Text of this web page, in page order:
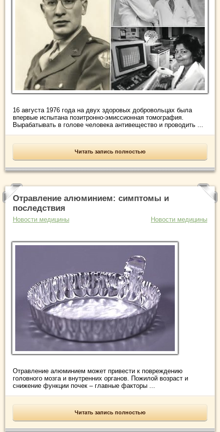
16 августа 1976 года на двух здоровых добровольцах была
впервые испытана позитронно-эмиссионная томография.
Вырабатывать в голове человека антивещество и проводить ...
Читать запись полностью
Отравление алюминием: симптомы и
последствия
Новости медицины Новости медицины
Отравление алюминием может привести к повреждению
головного мозга и внутренних органов. Пожилой возраст и
снижение функции почек – главные факторы ...
Читать запись полностью